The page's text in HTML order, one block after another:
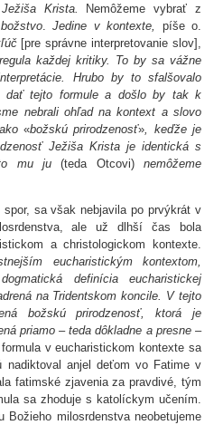
Krista.
Nemôžeme vybrať z
božstvo.Jedine v kontexte,
píše o.
[pre správne interpretovanie slov],
každej kritiky. To by sa vážne
Hrubo by to sfalšovalo
dať tejto formule a došlo by tak k
nebrali ohľad na kontext a slovo
«božskú prirodzenosť» , keďže je
Ježiša Krista je identická s
mu ju(teda Otcovi) nemôžeme
spor, sa však nebjavila po prvýkrát v
ale už dlhší čas bola
a christologickom kontexte.
eucharistickým kontextom,
definícia eucharistickej
na Tridentskom koncile. V tejto
božskú prirodzenosť, ktorá je
priamo – teda dôkladne a presne –
v eucharistickom kontexte sa
nadiktoval anjel deťom vo Fatime v
fatimské zjavenia za pravdivé, tým
sa zhoduje s katolíckym učením.
milosrdenstva neobetujeme